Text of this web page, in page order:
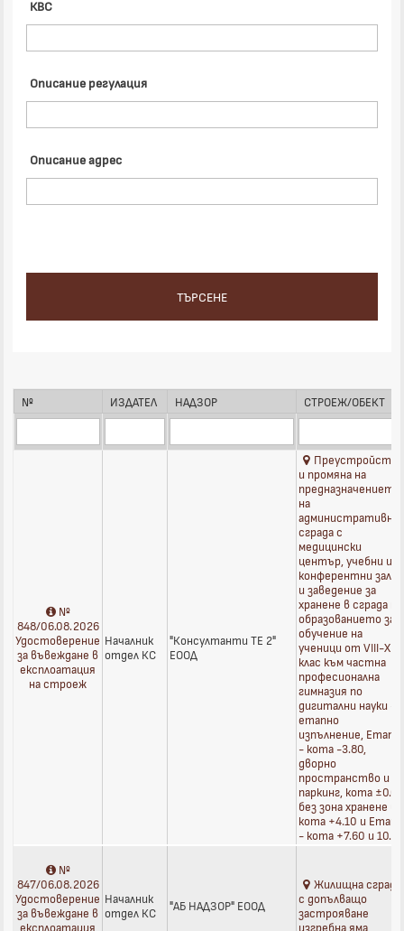
КВС
Описание регулация
Описание адрес
№ ИЗДАТЕЛ НАДЗОР СТРОЕЖ/ОБЕКТ
№
848/06.08.2026
Удостоверение
за въвеждане в
експлоатация
на строеж
Началник
отдел КС
"Консултанти ТЕ 2"
ЕООД
Преустройство
и промяна на
предназначението
на
административна
сграда с
медицински
център, учебни и
конферентни зали
и заведение за
хранене в сграда на
образованието за
обучение на
ученици от VIII-XII
клас към частна
професионална
гимназия по
дигитални науки -
етапно
изпълнение, Етап I
- кота -3.80,
дворно
пространство и
паркинг, кота
без зона хранене и
кота +4.10 и Етап
- кота +7.60 и
№
847/06.08.2026
Удостоверение
за въвеждане в
експлоатация
Началник
отдел КС
"АБ НАДЗОР" ЕООД
Жилищна сграда
с допълващо
застрояване
изгребна яма